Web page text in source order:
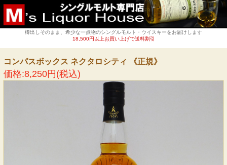
樽出しそのまま、希少な一点物のシングルモルト・ウイスキーをお届けします
18,500円以上お買い上げで送料割引
コンパスボックス ネクタロシティ 《正規》
価格:8,250円(税込)